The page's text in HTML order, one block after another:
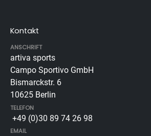
Kontakt
ANSCHRIFT
artiva sports
Campo Sportivo GmbH
Bismarckstr. 6
10625 Berlin
TELEFON
+49 (0)30 89 74 26 98
EMAIL